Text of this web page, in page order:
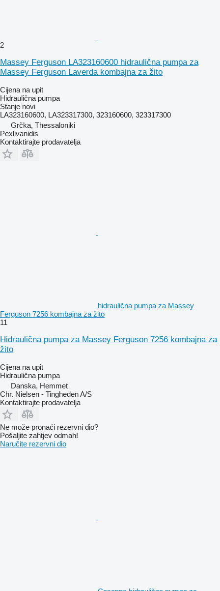
2
Massey Ferguson LA323160600 hidraulična pumpa za
Massey Ferguson Laverda kombajna za žito
Cijena na upit
Hidraulična pumpa
Stanje novi
LA323160600, LA323317300, 323160600, 323317300
Grčka, Thessaloniki
Pexlivanidis
Kontaktirajte prodavatelja
hidraulična pumpa za Massey
Ferguson 7256 kombajna za žito
11
Hidraulična pumpa za Massey Ferguson 7256 kombajna za
žito
Cijena na upit
Hidraulična pumpa
Danska, Hemmet
Chr. Nielsen - Tingheden A/S
Kontaktirajte prodavatelja
Ne može pronaći rezervni dio?
Pošaljite zahtjev odmah!
Naručite rezervni dio